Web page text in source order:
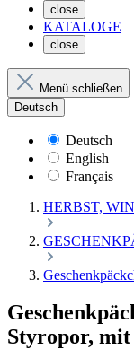
close
KATALOGE
close
Menü schließen
Deutsch
Deutsch
English
Français
HERBST,
Styropor,